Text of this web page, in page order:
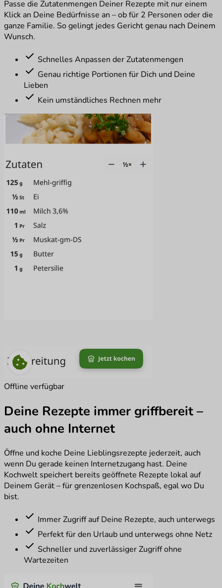
Passe die Zutatenmengen Deiner Rezepte mit nur einem
Klick an Deine Bedürfnisse an – ob für 2 Personen oder die
ganze Familie. So gelingt jedes Gericht genau nach Deinem
Wunsch.
check Schnelles Anpassen der Zutatenmengen
check Genau richtige Portionen für Dich und Deine
Lieben
check Kein umständliches Rechnen mehr
Offline verfügbar
Deine Rezepte immer griffbereit –
auch ohne Internet
Öffne und koche Deine Lieblingsrezepte jederzeit, auch
wenn Du gerade keinen Internetzugang hast. Deine
Kochwelt speichert bereits geöffnete Rezepte lokal auf
Deinem Gerät – für grenzenlosen Kochspaß, egal wo Du
bist.
check Immer Zugriff auf Deine Rezepte, auch unterwegs
check Perfekt für den Urlaub und unterwegs ohne Netz
check Schneller und zuverlässiger Zugriff ohne
Wartezeiten